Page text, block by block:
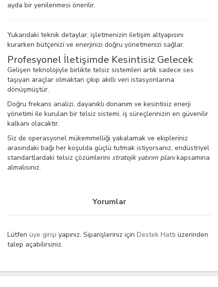
ayda bir yenilenmesi önerilir.
Yukarıdaki teknik detaylar, işletmenizin iletişim altyapısını
kurarken bütçenizi ve enerjinizi doğru yönetmenizi sağlar.
Profesyonel İletişimde Kesintisiz Gelecek
Gelişen teknolojiyle birlikte telsiz sistemleri artık sadece ses
taşıyan araçlar olmaktan çıkıp akıllı veri istasyonlarına
dönüşmüştür.
Doğru frekans analizi, dayanıklı donanım ve kesintisiz enerji
yönetimi ile kurulan bir telsiz sistemi, iş süreçlerinizin en güvenilir
kalkanı olacaktır.
Siz de operasyonel mükemmelliği yakalamak ve ekipleriniz
arasındaki bağı her koşulda güçlü tutmak istiyorsanız, endüstriyel
standartlardaki telsiz çözümlerini stratejik yatırım planıkapsamına
almalısınız.
Yorumlar
Lütfen üye girişi yapınız. Siparişleriniz için Destek Hattı üzerinden
talep açabilirsiniz.